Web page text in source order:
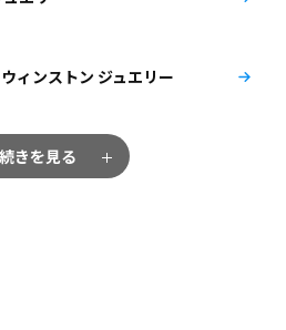
ィンストン ジュエリー
続きを見る